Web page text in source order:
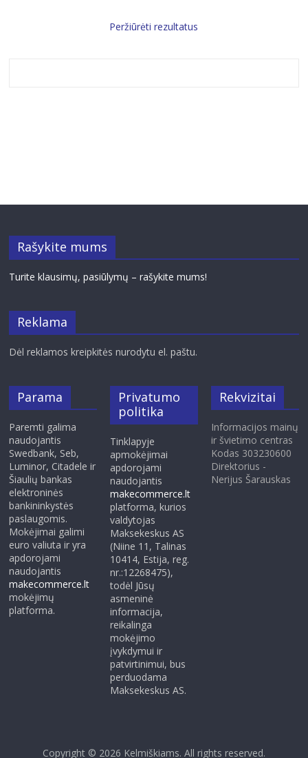
Peržiūrėti rezultatus
Rašykite mums
Turite klausimų, pasiūlymų – rašykite mums!
Reklama
Dėl reklamos kreipkitės nurodytu el. paštu.
Parama
Paremti galima
naudojantis
Swedbank, Seb,
Luminor, Citadele ir
Šiaulių bankas
elektroninės
bankininkystės
paslaugomis.
Mokėjimai galimi
euro valiuta ir yra
apdorojami
naudojantis
makecommerce.lt
mokėjimų
platforma.
Privatumo
politika
Tinklapyje
apmokėjimai
apdorojami
naudojantis
makecommerce.lt
platforma, kurios
valdytojas
Maksekeskus AS
(Niine 11, Talinas
10414, Estija, reg.
nr.:12268475),
todėl Jūsų
asmeninė
informacija,
reikalinga
mokėjimo
įvykdymui ir
patvirtinimui, bus
perduodama
Maksekeskus AS.
Rekvizitai
Informacijos mainų
ir švietimo centras
Kodas 303230600
Direktorius -
Nerijus Šarauskas
Copyright © 2026 Kelmiškiams. All rights reserved.